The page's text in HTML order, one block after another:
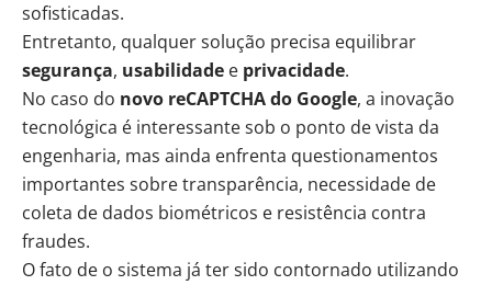
sofisticadas.
Entretanto, qualquer solução precisa equilibrar
segurança, usabilidade e privacidade.
No caso do novo reCAPTCHA do Google, a inovação
tecnológica é interessante sob o ponto de vista da
engenharia, mas ainda enfrenta questionamentos
importantes sobre transparência, necessidade de
coleta de dados biométricos e resistência contra
fraudes.
O fato de o sistema já ter sido contornado utilizando